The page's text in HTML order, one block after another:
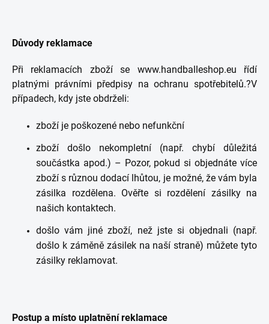
Důvody reklamace
Při reklamacích zboží se www.handballeshop.eu řídí
platnými právními předpisy na ochranu spotřebitelů.?V
případech, kdy jste obdrželi:
zboží je poškozené nebo nefunkční
zboží došlo nekompletní (např. chybí důležitá
součástka apod.) – Pozor, pokud si objednáte více
zboží s různou dodací lhůtou, je možné, že vám byla
zásilka rozdělena. Ověřte si rozdělení zásilky na
našich kontaktech.
došlo vám jiné zboží, než jste si objednali (např.
došlo k záměně zásilek na naší straně) můžete tyto
zásilky reklamovat.
Postup a místo uplatnění reklamace